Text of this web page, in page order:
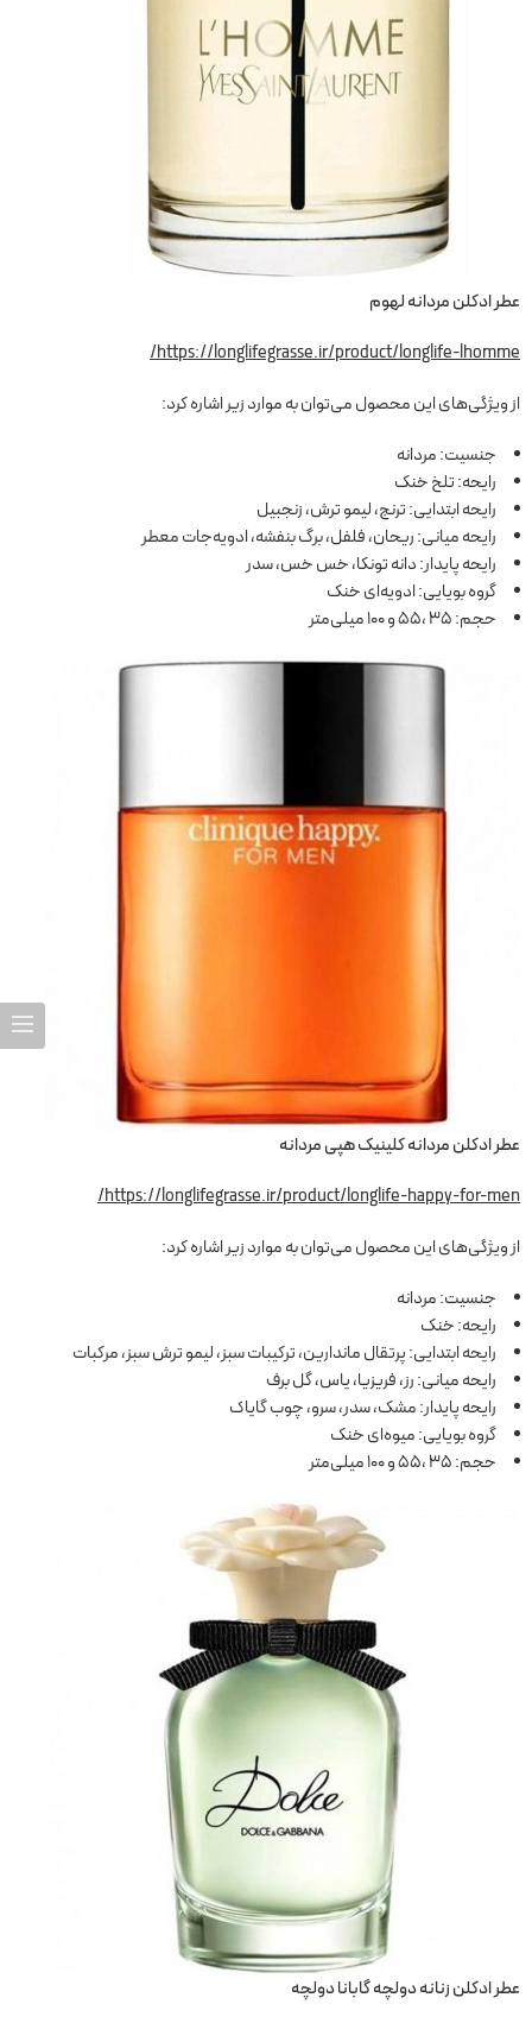
عطر ادکلن مردانه لهوم
https://longlifegrasse.ir/product/longlife-lhomme/
از ویژگی‌های این محصول می‌توان به موارد زیر اشاره کرد:
جنسیت: مردانه
رایحه: تلخ خنک
رایحه ابتدایی: ترنج، لیمو ترش، زنجبیل
رایحه میانی: ریحان، فلفل، برگ بنفشه، ادویه‌جات معطر
رایحه پایدار: دانه تونکا، خس خس، سدر
گروه بویایی: ادویه‌ای خنک
حجم: 35 ،55 و 100 میلی‌متر
عطر ادکلن مردانه کلینیک هپی مردانه
https://longlifegrasse.ir/product/longlife-happy-for-men/
از ویژگی‌های این محصول می‌توان به موارد زیر اشاره کرد:
جنسیت: مردانه
رایحه: خنک
رایحه ابتدایی: پرتقال ماندارین، ترکیبات سبز، لیمو ترش سبز، مرکبات
رایحه میانی: رز، فریزیا، یاس، گل برف
رایحه پایدار: مشک، سدر، سرو، چوب گایاک
گروه بویایی: میوه‌ای خنک
حجم: 35 ،55 و 100 میلی‌متر
عطر ادکلن زنانه دولچه گابانا دولچه